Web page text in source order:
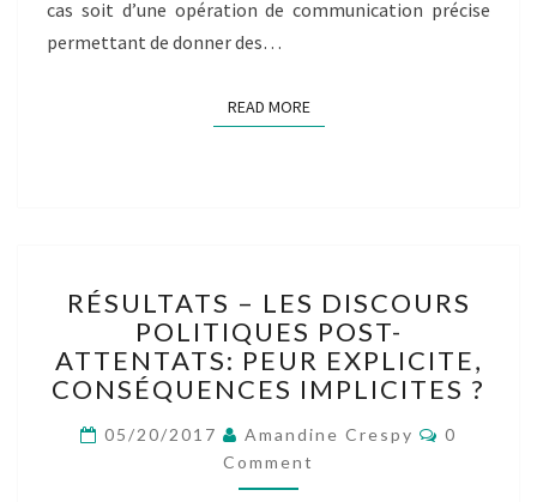
cas soit d’une opération de communication précise
permettant de donner des…
READ MOREREAD MORE
LES
DISCOURS
POLITIQUES
ATTENTATS:
PEUR
EXPLICITE,
RÉSULTATS – LES DISCOURS
POLITIQUES POST-
ATTENTATS: PEUR EXPLICITE,
CONSÉQUENCES IMPLICITES ?
05/20/2017 Amandine Crespy
0
Comment